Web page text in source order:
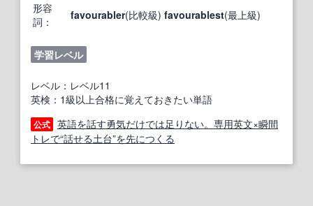
形容
詞：
favourabler(比較級) favourablest(最上級)
学習レベル
レベル：レベル11
英検：1級以上合格に覚えておきたい単語
公式 英語を話す勇気だけでは足りない。専用英文×瞬間
トレで“話せる土台”を先につくる